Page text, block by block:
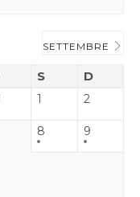
SETTEMBRE
S D
1 2
8 9